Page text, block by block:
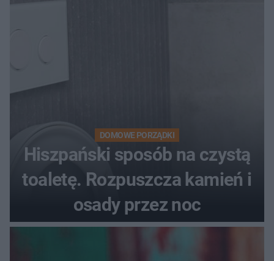
DOMOWE PORZĄDKI
Hiszpański sposób na czystą
toaletę. Rozpuszcza kamień i
osady przez noc